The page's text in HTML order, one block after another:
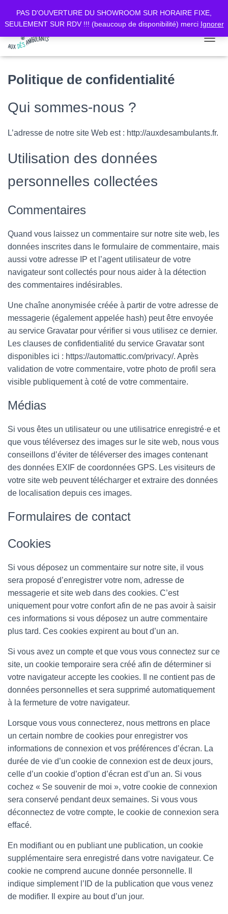
PAS D'OUVERTURE DU SHOWROOM SUR HORAIRE FIXE,
SEULEMENT SUR RDV !!! (beaucoup de disponibilité) merci Ignorer
É
N
Politique de confidentialité
Qui sommes-nous ?
L’adresse de notre site Web est : http://auxdesambulants.fr.
Utilisation des données
personnelles collectées
Commentaires
Quand vous laissez un commentaire sur notre site web, les
données inscrites dans le formulaire de commentaire, mais
aussi votre adresse IP et l’agent utilisateur de votre
navigateur sont collectés pour nous aider à la détection
des commentaires indésirables.
Une chaîne anonymisée créée à partir de votre adresse de
messagerie (également appelée hash) peut être envoyée
au service Gravatar pour vérifier si vous utilisez ce dernier.
Les clauses de confidentialité du service Gravatar sont
disponibles ici : https://automattic.com/privacy/. Après
validation de votre commentaire, votre photo de profil sera
visible publiquement à coté de votre commentaire.
Médias
Si vous êtes un utilisateur ou une utilisatrice enregistré·e et
que vous téléversez des images sur le site web, nous vous
conseillons d’éviter de téléverser des images contenant
des données EXIF de coordonnées GPS. Les visiteurs de
votre site web peuvent télécharger et extraire des données
de localisation depuis ces images.
Formulaires de contact
Cookies
Si vous déposez un commentaire sur notre site, il vous
sera proposé d’enregistrer votre nom, adresse de
messagerie et site web dans des cookies. C’est
uniquement pour votre confort afin de ne pas avoir à saisir
ces informations si vous déposez un autre commentaire
plus tard. Ces cookies expirent au bout d’un an.
Si vous avez un compte et que vous vous connectez sur ce
site, un cookie temporaire sera créé afin de déterminer si
votre navigateur accepte les cookies. Il ne contient pas de
données personnelles et sera supprimé automatiquement
à la fermeture de votre navigateur.
Lorsque vous vous connecterez, nous mettrons en place
un certain nombre de cookies pour enregistrer vos
informations de connexion et vos préférences d’écran. La
durée de vie d’un cookie de connexion est de deux jours,
celle d’un cookie d’option d’écran est d’un an. Si vous
cochez « Se souvenir de moi », votre cookie de connexion
sera conservé pendant deux semaines. Si vous vous
déconnectez de votre compte, le cookie de connexion sera
effacé.
En modifiant ou en publiant une publication, un cookie
supplémentaire sera enregistré dans votre navigateur. Ce
cookie ne comprend aucune donnée personnelle. Il
indique simplement l’ID de la publication que vous venez
de modifier. Il expire au bout d’un jour.